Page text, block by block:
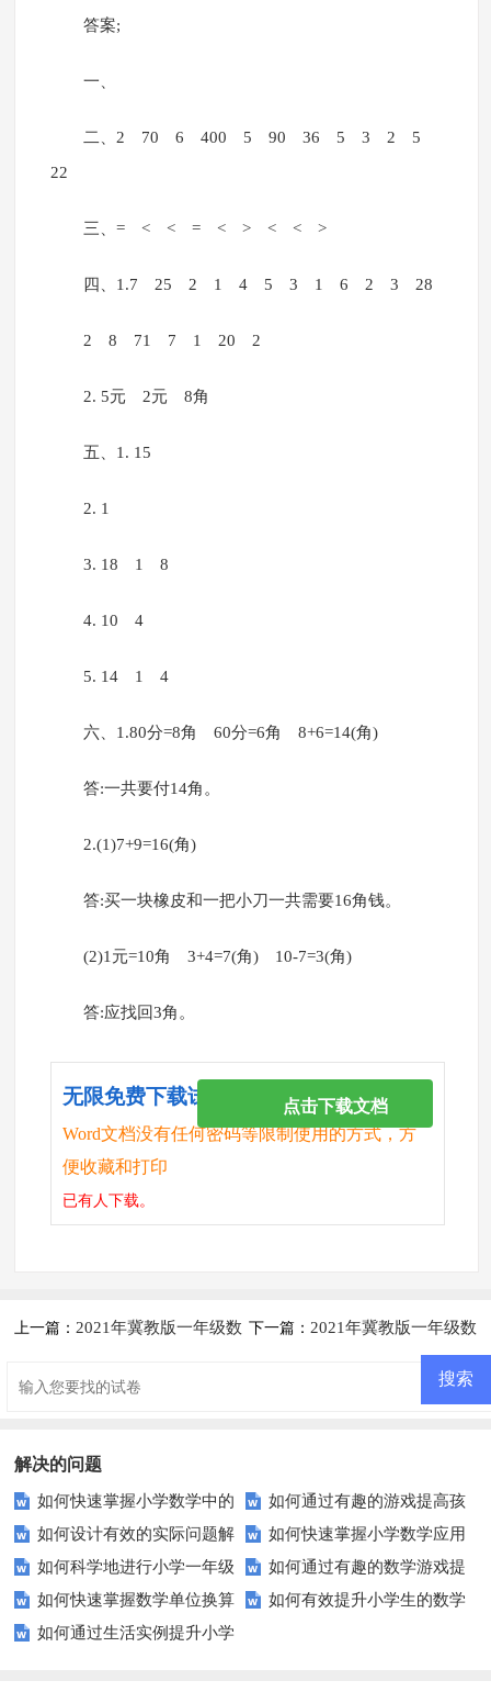
答案;
一、
二、2 70 6 400 5 90 36 5 3 2 5
22
三、= < < = < > < < >
四、1.7 25 2 1 4 5 3 1 6 2 3 28
2 8 71 7 1 20 2
2. 5元 2元 8角
五、1. 15
2. 1
3. 18 1 8
4. 10 4
5. 14 1 4
六、1.80分=8角 60分=6角 8+6=14(角)
答:一共要付14角。
2.(1)7+9=16(角)
答:买一块橡皮和一把小刀一共需要16角钱。
(2)1元=10角 3+4=7(角) 10-7=3(角)
答:应找回3角。
无限免费下载试卷
Word文档没有任何密码等限制使用的方式，方
便收藏和打印
已有人下载。
点击下载文档
上一篇： 2021年冀教版一年级数 下一篇： 2021年冀教版一年级数
解决的问题
如何快速掌握小学数学中的
单位换算？
如何通过有趣的游戏提高孩
子的人民币加减法技能？
如何设计有效的实际问题解
决能力测试？
如何快速掌握小学数学应用
题的解题技巧？
如何科学地进行小学一年级
孩子的数学评估？家长和教师必
看！
如何通过有趣的数学游戏提
升二年级孩子的加减法技能？
如何快速掌握数学单位换算
技巧？
如何有效提升小学生的数学
如何通过生活实例提升小学